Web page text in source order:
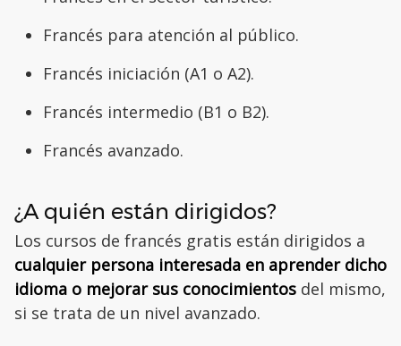
Francés para atención al público.
Francés iniciación (A1 o A2).
Francés intermedio (B1 o B2).
Francés avanzado.
¿A quién están dirigidos?
Los cursos de francés gratis están dirigidos a
cualquier persona interesada en aprender dicho
idioma o mejorar sus conocimientos del mismo,
si se trata de un nivel avanzado.